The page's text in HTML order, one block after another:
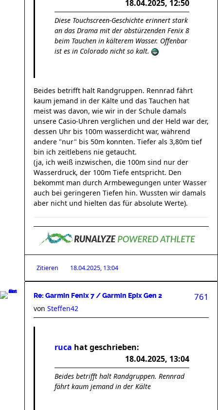
18.04.2025, 12:50
Diese Touchscreen-Geschichte erinnert stark
an das Drama mit der abstürzenden Fenix 8
beim Tauchen in kälterem Wasser. Offenbar
ist es in Colorado nicht so kalt.
Beides betrifft halt Randgruppen. Rennrad fährt
kaum jemand in der Kälte und das Tauchen hat
meist was davon, wie wir in der Schule damals
unsere Casio-Uhren verglichen und der Held war der,
dessen Uhr bis 100m wasserdicht war, während
andere "nur" bis 50m konnten. Tiefer als 3,80m tief
bin ich zeitlebens nie getaucht.
(ja, ich weiß inzwischen, die 100m sind nur der
Wasserdruck, der 100m Tiefe entspricht. Den
bekommt man durch Armbewegungen unter Wasser
auch bei geringeren Tiefen hin. Wussten wir damals
aber nicht und hielten das für absolute Werte).
Zitieren 18.04.2025, 13:04
Re: Garmin Fenix 7 / Garmin Epix Gen 2 761
von Steffen42
ruca hat geschrieben:
18.04.2025, 13:04
Beides betrifft halt Randgruppen. Rennrad
fährt kaum jemand in der Kälte